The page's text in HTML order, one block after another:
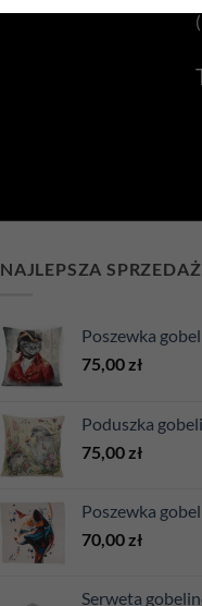
NAJLEPSZA SPRZEDAŻ
Poszewka
75,00 zł
Poduszka
75,00 zł
Poszewka
70,00 zł
Serweta